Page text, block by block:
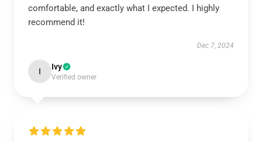
comfortable, and exactly what I expected. I highly
recommend it!
Dec 7, 2024
I Ivy
Verified owner